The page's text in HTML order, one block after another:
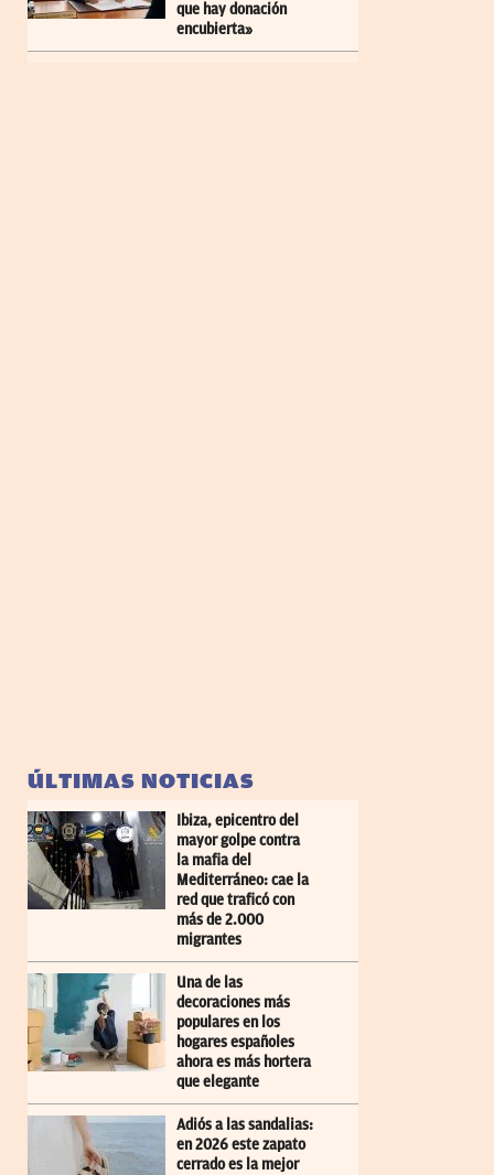
que hay donación
encubierta»
ÚLTIMAS NOTICIAS
Ibiza, epicentro del
mayor golpe contra
la mafia del
Mediterráneo: cae la
red que traficó con
más de 2.000
migrantes
Una de las
decoraciones más
populares en los
hogares españoles
ahora es más hortera
que elegante
Adiós a las sandalias:
en 2026 este zapato
cerrado es la mejor